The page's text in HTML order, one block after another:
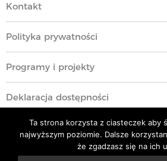
Kontakt
Polityka prywatności
Programy i projekty
Deklaracja dostępności
Standardy Ochrony Małoletnich
Polityka przeciwko molestowaniu
Ta strona korzysta z ciasteczek aby
najwyższym poziomie. Dalsze
że zgadzasz się na ich